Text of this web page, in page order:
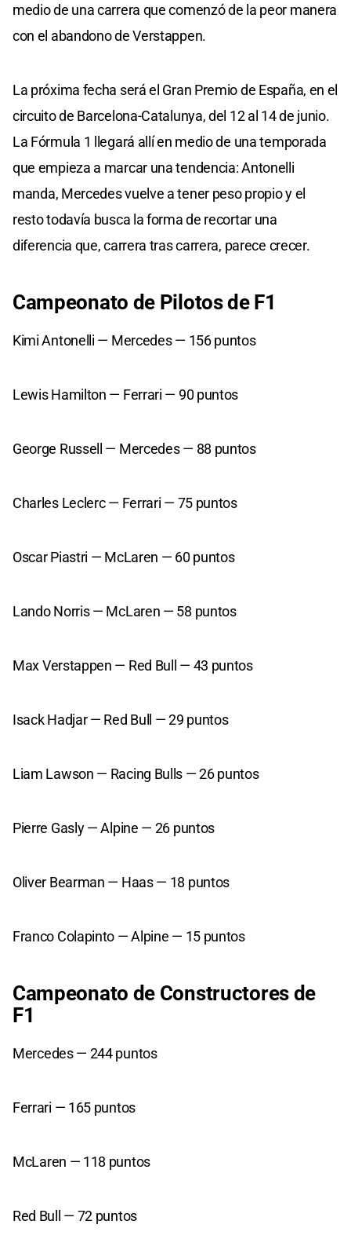
medio de una carrera que comenzó de la peor manera
con el abandono de Verstappen.
La próxima fecha será el Gran Premio de España, en el
circuito de Barcelona-Catalunya, del 12 al 14 de junio.
La Fórmula 1 llegará allí en medio de una temporada
que empieza a marcar una tendencia: Antonelli
manda, Mercedes vuelve a tener peso propio y el
resto todavía busca la forma de recortar una
diferencia que, carrera tras carrera, parece crecer.
Campeonato de Pilotos de F1
Kimi Antonelli — Mercedes — 156 puntos
Lewis Hamilton — Ferrari — 90 puntos
George Russell — Mercedes — 88 puntos
Charles Leclerc — Ferrari — 75 puntos
Oscar Piastri — McLaren — 60 puntos
Lando Norris — McLaren — 58 puntos
Max Verstappen — Red Bull — 43 puntos
Isack Hadjar — Red Bull — 29 puntos
Liam Lawson — Racing Bulls — 26 puntos
Pierre Gasly — Alpine — 26 puntos
Oliver Bearman — Haas — 18 puntos
Franco Colapinto — Alpine — 15 puntos
Campeonato de Constructores de
F1
Mercedes — 244 puntos
Ferrari — 165 puntos
McLaren — 118 puntos
Red Bull — 72 puntos